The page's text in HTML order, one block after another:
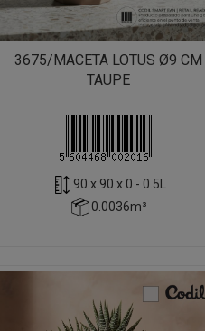
3675/MACETA LOTUS Ø9 CM
TAUPE
90 x 90 x 0 - 0.5L
0.0036m³